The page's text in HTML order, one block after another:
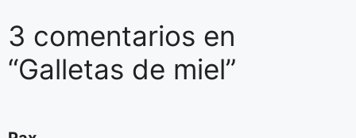
3 comentarios en
“Galletas de miel”